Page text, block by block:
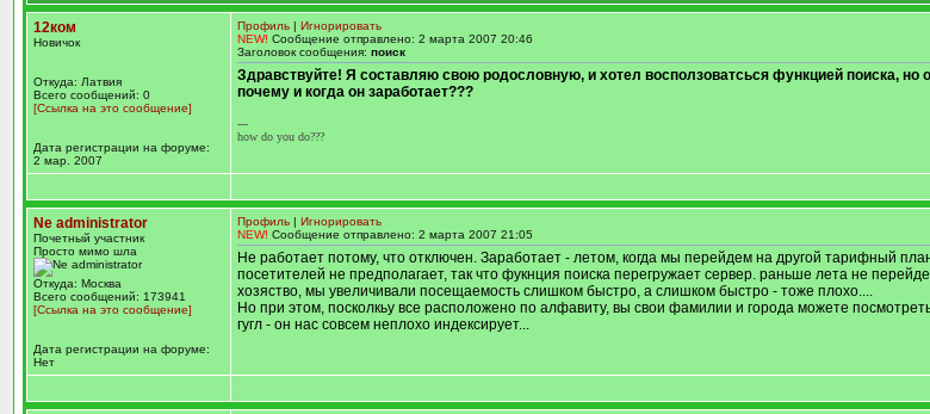
12ком
Новичок
Откуда: Латвия
Всего сообщений: 0
[Ссылка на это сообщение]
Дата регистрации на форуме:
2 мар. 2007
Профиль| Игнорировать
NEW! Сообщение отправлено: 2 марта 2007 20:46
Заголовок сообщения: поиск
Здравствуйте! Я составляю свою родословную, и хотел восползоватсься функцией поиска, но
почему и когда он заработает???
---
how do you do???
Ne administrator
Почетный участник
Просто мимо шла
Откуда: Москва
Всего сообщений: 173941
[Ссылка на это сообщение]
Дата регистрации на форуме:
Нет
Профиль| Игнорировать
NEW! Сообщение отправлено: 2 марта 2007 21:05
Не работает потому, что отключен. Заработает - летом, когда мы перейдем на другой тарифный план
посетителей не предполагает, так что фукнция поиска перегружает сервер. раньше лета не
хозяство, мы увеличивали посещаемость слишком быстро, а слишком быстро - тоже плохо....
Но при этом, посколкьу все расположено по алфавиту, вы свои фамилии и города можете
гугл - он нас совсем неплохо индексирует...